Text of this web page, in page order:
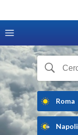
Roma
Napoli